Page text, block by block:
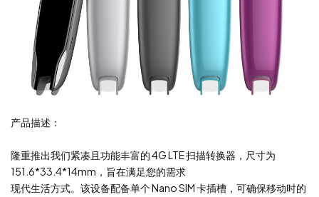
产品描述：
隆重推出我们紧凑且功能丰富的 4G LTE 扫描转换器，尺寸为
151.6*33.4*14mm，旨在满足您的需求
现代生活方式。该设备配备单个 Nano SIM 卡插槽，可确保移动时的